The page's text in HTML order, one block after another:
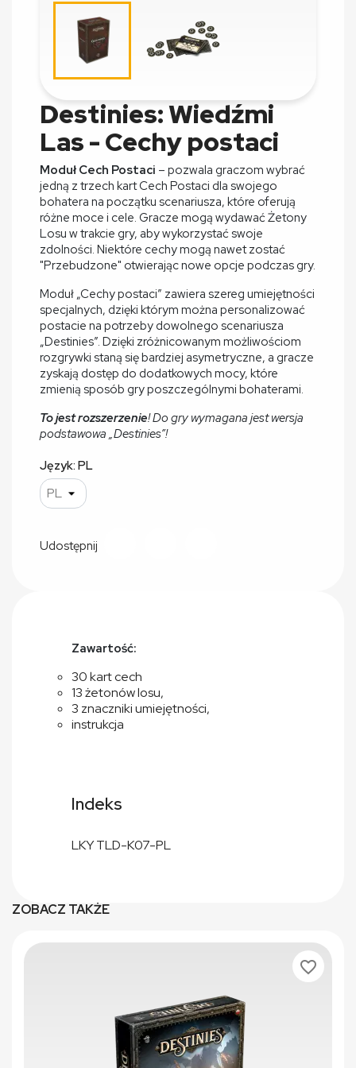
Destinies: Wiedźmi
Las - Cechy postaci
Moduł Cech Postaci – pozwala graczom wybrać
jedną z trzech kart Cech Postaci dla swojego
bohatera na początku scenariusza, które oferują
różne moce i cele. Gracze mogą wydawać Żetony
Losu w trakcie gry, aby wykorzystać swoje
zdolności. Niektóre cechy mogą nawet zostać
"Przebudzone" otwierając nowe opcje podczas gry.
Moduł „Cechy postaci” zawiera szereg umiejętności
specjalnych, dzięki którym można personalizować
postacie na potrzeby dowolnego scenariusza
„Destinies”. Dzięki zróżnicowanym możliwościom
rozgrywki staną się bardziej asymetryczne, a gracze
zyskają dostęp do dodatkowych mocy, które
zmienią sposób gry poszczególnymi bohaterami.
To jest rozszerzenie! Do gry wymagana jest wersja
podstawowa „Destinies”!
Język: PL
Udostępnij
Zawartość:
30 kart cech
13 żetonów losu,
3 znaczniki umiejętności,
instrukcja
Indeks
LKY TLD-K07-PL
ZOBACZ TAKŻE
favorite_border